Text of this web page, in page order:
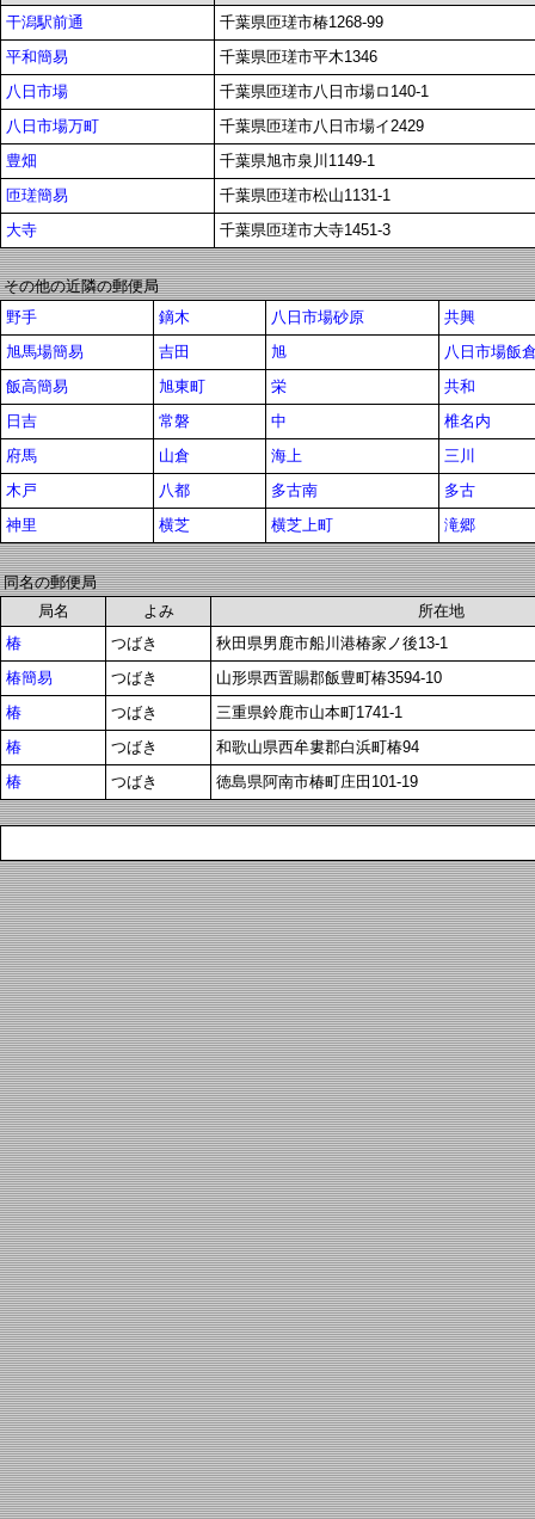
干潟駅前通
千葉県匝瑳市椿1268-99
平和簡易
千葉県匝瑳市平木1346
八日市場
千葉県匝瑳市八日市場ロ140-1
八日市場万町
千葉県匝瑳市八日市場イ2429
豊畑
千葉県旭市泉川1149-1
匝瑳簡易
千葉県匝瑳市松山1131-1
大寺
千葉県匝瑳市大寺1451-3
その他の近隣の郵便局
野手
鏑木 八日市場砂原
共興
旭馬場簡易
吉田 旭
八日市場飯
飯高簡易
旭東町 栄
共和
日吉
常磐 中
椎名内
府馬
山倉 海上
三川
木戸
八都 多古南
多古
神里
横芝 横芝上町 滝郷
同名の郵便局
局名
よみ
所在地
椿
つばき
秋田県男鹿市船川港椿家ノ後13-1
椿簡易
つばき
山形県西置賜郡飯豊町椿3594-10
椿
つばき
三重県鈴鹿市山本町1741-1
椿
つばき
和歌山県西牟婁郡白浜町椿94
椿
つばき 徳島県阿南市椿町庄田101-19